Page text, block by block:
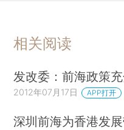
相关阅读
发改委：前海政策
2012年07月17日 APP打开
深圳前海为香港发